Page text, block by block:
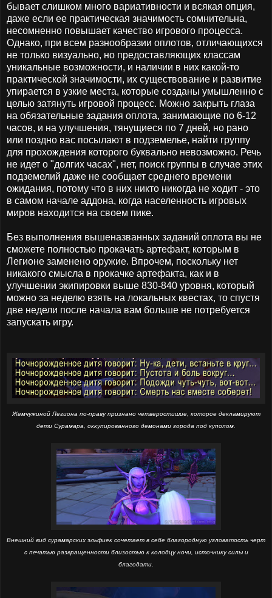
бывает слишком много вариативности и всякая опция,
даже если ее практическая значимость сомнительна,
несомненно повышает качество игрового процесса.
Однако, при всем разнообразии оплотов, отличающихся
не только визуально, но предоставляющих классам
уникальные возможности, и наличии в них какой-то
практической значимости, их существование и развитие
упирается в узкие места, которые созданы умышленно с
целью затянуть игровой процесс. Можно закрыть глаза
на обязательные задания оплота, занимающие по 6-12
часов, и на улучшения, тянущиеся по 7 дней, но рано
или поздно вас посылают в подземелье, найти группу
для прохождения которого буквально невозможно. Речь
не идет о "долгих часах", нет, поиск группы в случае этих
подземелий даже не сообщает среднего времени
ожидания, потому что в них никто никогда не ходит - это
в самом начале аддона, когда населенность игровых
миров находится на своем пике.
Без выполнения вышеназванных заданий оплота вы не
сможете полностью прокачать артефакт, которым в
Легионе заменено оружие. Впрочем, поскольку нет
никакого смысла в прокачке артефакта, как и в
улучшении экипировки выше 830-840 уровня, который
можно за неделю взять на локальных квестах, то спустя
две недели после начала вам больше не потребуется
запускать игру.
Жемчужиной Легиона по-праву признано четверостишие, которое декламируют
дети Сурамара, оккупированного демонами города под куполом.
Внешний вид сурамарских эльфиек сочетает в себе благородную угловатость черт
с печатью развращенности близостью к колодцу ночи, источнику силы и
благодати.